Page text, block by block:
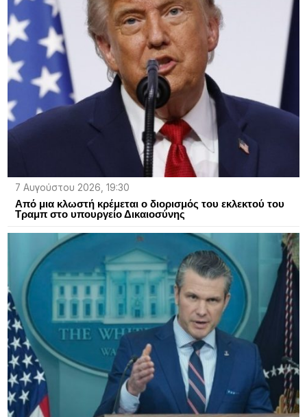
7 Αυγούστου 2026, 19:30
Από μια κλωστή κρέμεται ο διορισμός του εκλεκτού του
Τραμπ στο υπουργείο Δικαιοσύνης